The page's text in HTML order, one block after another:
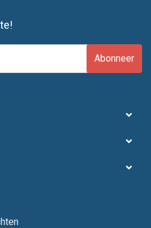
Abonneer